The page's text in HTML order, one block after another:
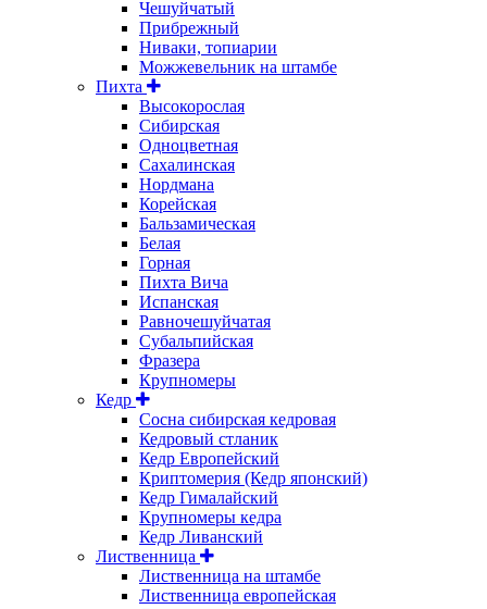
Чешуйчатый
Прибрежный
Ниваки, топиарии
Можжевельник на штамбе
Пихта
Высокорослая
Сибирская
Одноцветная
Сахалинская
Нордмана
Корейская
Бальзамическая
Белая
Горная
Пихта Вича
Испанская
Равночешуйчатая
Субальпийская
Фразера
Крупномеры
Кедр
Сосна сибирская кедровая
Кедровый стланик
Кедр Европейский
Криптомерия (Кедр японский)
Кедр Гималайский
Крупномеры кедра
Кедр Ливанский
Лиственница
Лиственница на штамбе
Лиственница европейская